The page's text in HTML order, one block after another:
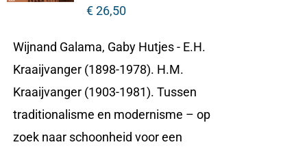
€26,50
Wijnand Galama, Gaby Hutjes - E.H.
Kraaijvanger (1898-1978). H.M.
Kraaijvanger (1903-1981). Tussen
traditionalisme en modernisme – op
zoek naar schoonheid voor een